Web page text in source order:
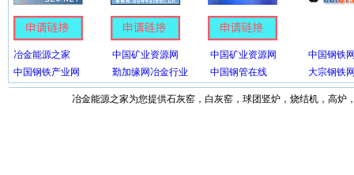
冶金能源之家 中国矿业资源网 中国矿业资源网
中国钢铁
中国钢铁产业网
勤加缘网冶金行业 中国钢管在线 大宗钢铁
冶金能源之家为您提供石灰窑，白灰窑，球团竖炉，烧结机，高